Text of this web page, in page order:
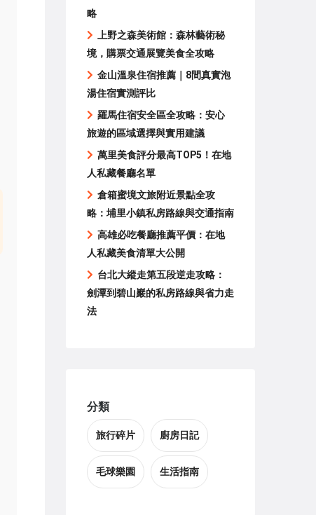
略
上野之森美術館：森林藝術秘
境，購票交通展覽美食全攻略
金山溫泉住宿推薦｜8間真實泡
湯住宿實測評比
羅馬住宿安全區全攻略：安心
旅遊的區域選擇與實用建議
萬里美食評分最高TOP5！在地
人私藏餐廳名單
倉箱蜜境文旅附近景點全攻
略：埔里小鎮私房路線與交通指南
高雄必吃餐廳推薦平價：在地
人私藏美食清單大公開
台北大縱走第五段逆走攻略：
劍潭到碧山巖的私房路線與省力走
法
分類
旅行碎片 廚房日記
毛球樂園 生活指南